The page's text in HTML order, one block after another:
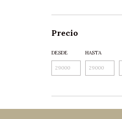
Precio
DESDE HASTA